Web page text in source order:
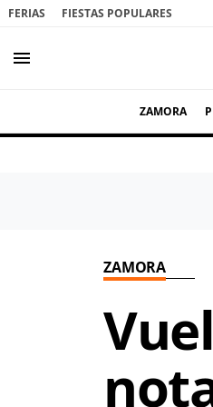
FERIAS FIESTAS POPULARES
menu
ZAMORA
ZAMORA